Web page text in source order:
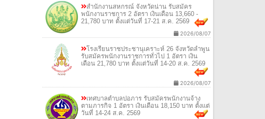
สำนักงานสหกรณ์ จังหวัดน่าน รับสมัคร
พนักงานราชการ 2 อัตรา เงินเดือน 13,660 -
21,780 บาท ตั้งแต่วันที่ 17-21 ส.ค. 2569
2026/08/07
โรงเรียนราชประชานุเคราะห์ 26 จังหวัดลำพูน
รับสมัครพนักงานราชการทั่วไป 1 อัตรา เงิน
เดือน 21,780 บาท ตั้งแต่วันที่ 14-20 ส.ค. 2569
2026/08/07
เทศบาลตำบลปอภาร รับสมัครพนักงานจ้าง
ตามภารกิจ 1 อัตรา เงินเดือน 18,150 บาท ตั้งแต่
วันที่ 14-24 ส.ค. 2569